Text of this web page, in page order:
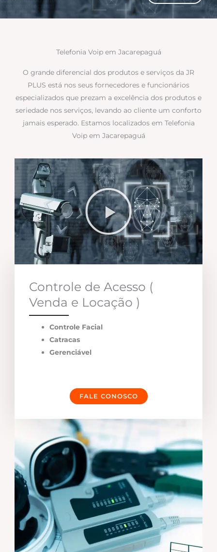
Telefonia Voip em Jacarepaguá
O grande diferencial dos produtos e serviços da JR
PLUS está nos seus fornecedores e funcionários
especializados que prezam a excelência dos produtos e
seriedade nos serviços, levando ao cliente um conforto
jamais esperado. Estamos localizados em Telefonia
Voip em Jacarepaguá
Controle de Acesso (
Venda e Locação )
Controle Facial
Catracas
Gerenciável
FALE CONOSCO